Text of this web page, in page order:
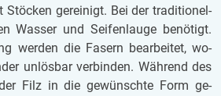
Stö­cken ge­rei­nigt. Bei der tra­di­ti­o­nel­
Was­ser und Sei­fen­lau­ge be­nö­tigt.
wer­den die Fa­sern be­ar­bei­tet, wo­
un­lös­bar ver­bin­den. Wäh­rend des
Filz in die ge­wünsch­te Form ge­